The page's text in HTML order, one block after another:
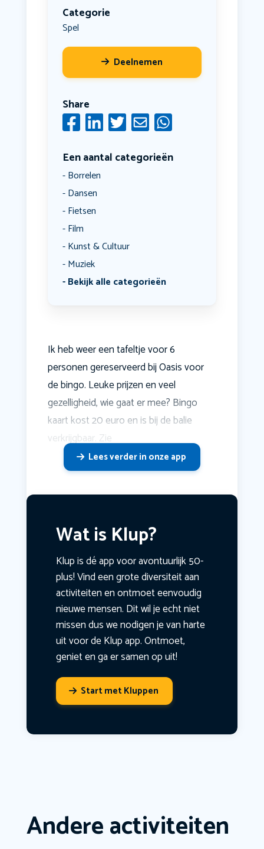
Categorie
Spel
Deelnemen
Share
Een aantal categorieën
Borrelen
Dansen
Fietsen
Film
Kunst & Cultuur
Muziek
Bekijk alle categorieën
Ik heb weer een tafeltje voor 6
personen gereserveerd bij Oasis voor
de bingo. Leuke prijzen en veel
gezelligheid, wie gaat er mee? Bingo
kaart kost 20 euro en is bij de balie
verkrijgbaar. Zie
Lees verder in onze app
Wat is Klup?
Klup is dé app voor avontuurlijk 50-
plus! Vind een grote diversiteit aan
activiteiten en ontmoet eenvoudig
nieuwe mensen. Dit wil je echt niet
missen dus we nodigen je van harte
uit voor de Klup app. Ontmoet,
geniet en ga er samen op uit!
Start met Kluppen
Andere activiteiten